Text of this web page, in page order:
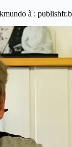
à :